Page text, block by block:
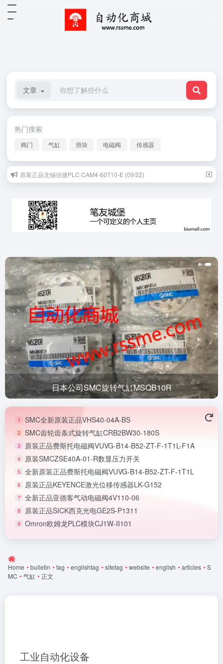
文章
热门搜索
阀门 气缸 滑块 电磁阀 传感器
原装正品无锡信捷PLC CAM4-60T10-E (09/22)
日本公司SMC旋转气缸MSQB10R
1 SMC全新原装正品VHS40-04A-BS
2 SMC齿轮齿条式旋转气缸CRB2BW30-180S
3 原装正品费斯托电磁阀VUVG-B14-B52-ZT-F-1T1L-F1A
4 原装SMCZSE40A-01-R数显压力开关
5 全新原装正品费斯托电磁阀VUVG-B14-B52-ZT-F-1T1L
6 原装正品KEYENCE激光位移传感器LK-G152
7 全新正品亚德客气动电磁阀4V110-06
8 原装正品SICK西克光电GE2S-P1311
9 Omron欧姆龙PLC模块CJ1W-II101
Home • bulletin • tag • englishtag • sitetag • website • english • articles • S
MC • 气缸 • 正文
工业自动化设备